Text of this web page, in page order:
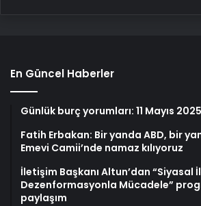
En Güncel Haberler
Günlük burç yorumları: 11 Mayıs
Fatih Erbakan: Bir yanda ABD, bir
Emevi Camii’nde namaz kılıyoruz
İletişim Başkanı Altun’dan “Siyasal
Dezenformasyonla Mücadele”
paylaşım